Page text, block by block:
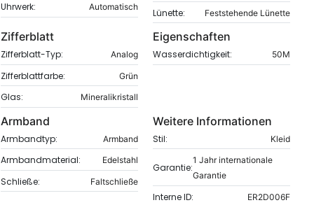
Uhrwerk: Automatisch Lünette: Feststehende Lünette
Zifferblatt
Zifferblatt-Typ: Analog
Zifferblattfarbe: Grün
Glas: Mineralikristall
Eigenschaften
Wasserdichtigkeit: 50M
Armband
Armbandtyp: Armband
Armbandmaterial: Edelstahl
Schließe: Faltschließe
Weitere Informationen
Stil: Kleid
Garantie:
1 Jahr internationale
Garantie
Interne ID: ER2D006F